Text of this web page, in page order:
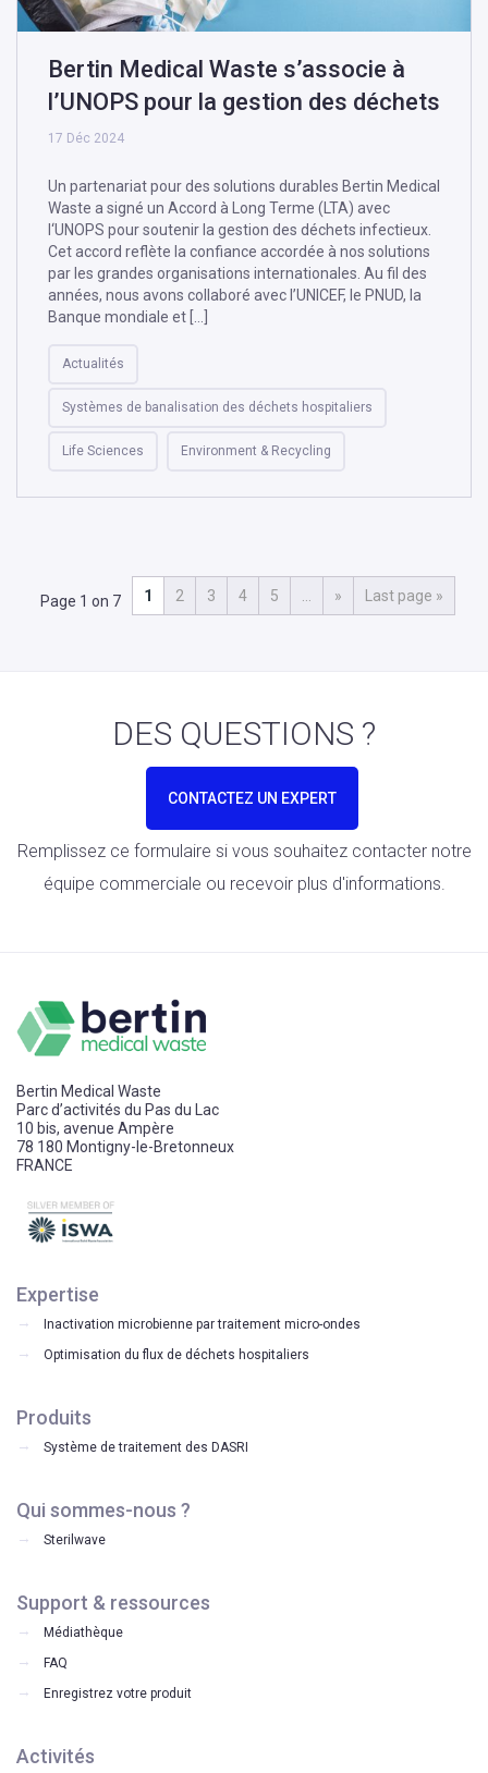
Bertin Medical Waste s’associe à
l’UNOPS pour la gestion des déchets
17 Déc 2024
Un partenariat pour des solutions durables Bertin Medical
Waste a signé un Accord à Long Terme (LTA) avec
l‘UNOPS pour soutenir la gestion des déchets infectieux.
Cet accord reflète la confiance accordée à nos solutions
par les grandes organisations internationales. Au fil des
années, nous avons collaboré avec l’UNICEF, le PNUD, la
Banque mondiale et […]
Actualités
Systèmes de banalisation des déchets hospitaliers
Life Sciences Environment & Recycling
Page 1 on 7 1 2 3 4 5 … » Last page »
DES QUESTIONS ?
CONTACTEZ UN EXPERT
Remplissez ce formulaire si vous souhaitez contacter notre
équipe commerciale ou recevoir plus d'informations.
Bertin Medical Waste
Parc d’activités du Pas du Lac
10 bis, avenue Ampère
78 180 Montigny-le-Bretonneux
FRANCE
Expertise
Inactivation microbienne par traitement micro-ondes
Optimisation du flux de déchets hospitaliers
Produits
Système de traitement des DASRI
Qui sommes-nous ?
Sterilwave
Support & ressources
Médiathèque
FAQ
Enregistrez votre produit
Activités